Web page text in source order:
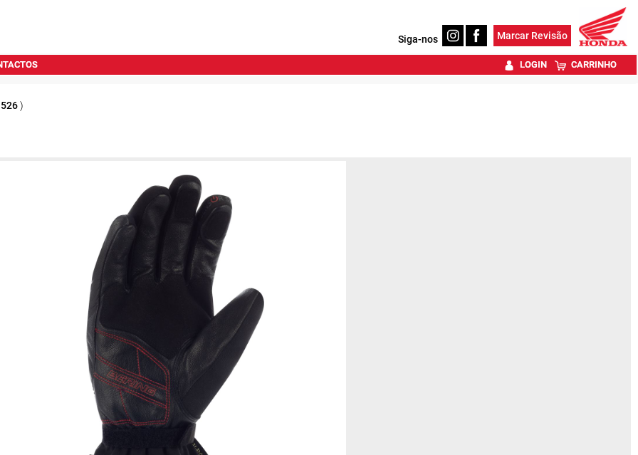
Siga-nos Marcar Revisão
LOGIN CARRINHO
)